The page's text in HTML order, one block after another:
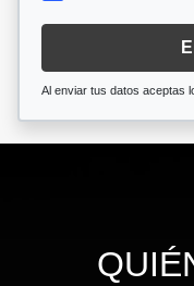
Al enviar tus datos aceptas